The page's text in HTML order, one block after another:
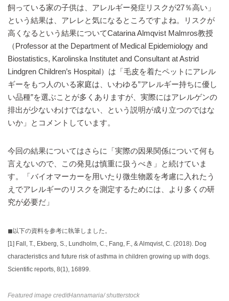
飼っている家の子供は、アレルギー発症リスクが27％高い」
という結果は、アレレと気になるところですよね。リスクが
高くなるという結果についてCatarina Almqvist Malmros教授
（Professor at the Department of Medical Epidemiology and
Biostatistics, Karolinska Institutet and Consultant at Astrid
Lindgren Children’s Hospital）は「毛皮を着たペットにアレル
ギーをもつ人のいる家庭は、いわゆる”アレルギー持ちに優し
い品種”を選ぶことが多くありますが、実際にはアレルゲンの
排出が少ないわけではない、という説明が成り立つのではな
いか」とコメントしています。
今回の結果についてはさらに「実際の因果関係について何も
言えないので、この発見は慎重に扱うべき」と続けていま
す。「バイオマーカーを用いたり微生物叢を考慮に入れたう
えでアレルギーのリスクを測定するためには、より多くの研
究が必要だ」
◼︎以下の資料を参考に執筆しました。
[1] Fall, T., Ekberg, S., Lundholm, C., Fang, F., & Almqvist, C. (2018). Dog
characteristics and future risk of asthma in children growing up with dogs.
Scientific reports, 8(1), 16899.
Featured image creditHannamaria/ shutterstock